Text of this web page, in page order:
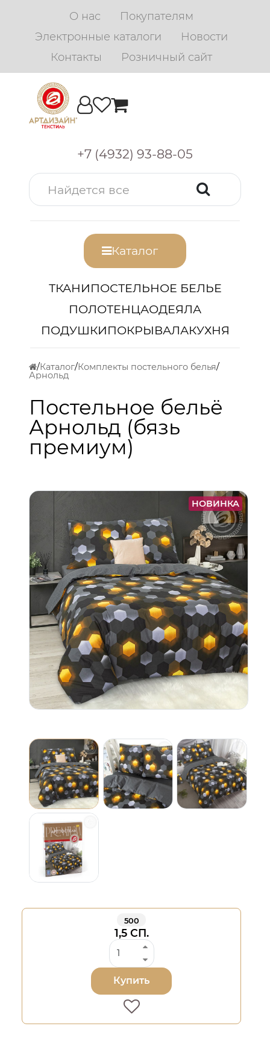
О нас
Покупателям
Электронные каталоги
Новости
Контакты
Розничный сайт
+7 (4932) 93-88-05
Каталог
ТКАНИПОСТЕЛЬНОЕ БЕЛЬЕ
ПОЛОТЕНЦАОДЕЯЛА
ПОДУШКИПОКРЫВАЛАКУХНЯ
Каталог Комплекты постельного белья
Арнольд
Постельное бельё
Арнольд (бязь
премиум)
НОВИНКА
500
1,5 СП.
Купить